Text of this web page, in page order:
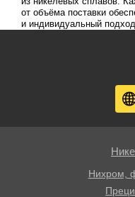
от объёма поставки
и индивидуальный
Нихром,